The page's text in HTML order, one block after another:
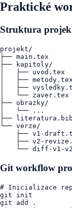
Praktické
Struktura
projekt/
├── main.tex
├── kapitoly/
│   ├── uvod.tex
│   ├── metody.tex
│   ├──
│   └── zaver.tex
├── obrazky/
│   └── ...
├──
└── verze/
├── v1-
├── v2-
Git workflow
# Inicializace
git init
git add .